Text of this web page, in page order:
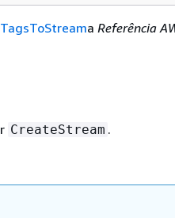
a Referência
CreateStream .